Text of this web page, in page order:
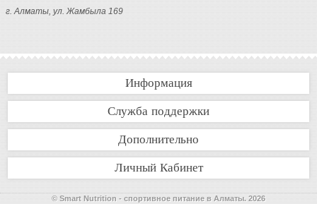
г. Алматы, ул. Жамбыла 169
Информация
Служба поддержки
Дополнительно
Личный Кабинет
© Smart Nutrition - спортивное питание в Алматы. 2026